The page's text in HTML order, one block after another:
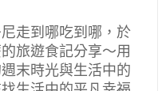
走到哪吃到哪，於
旅遊食記分享～用
末時光與生活中的